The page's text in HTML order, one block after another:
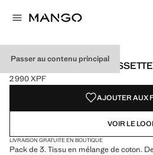
Passer au contenu principal
LOT 3 PAIRES DE
Prix actuel [2 990 XPF ]
2 990 XPF
Choisissez une couleur
Couleur Noir sélectionnée
Couleur Bleu marine foncé
Couleur Gris
Couleur Marron
AJOUTER AUX
VOIR LE
LIVRAISON GRATUITE EN BOUTIQUE
Pack de 3. Tissu en mélange de coton.